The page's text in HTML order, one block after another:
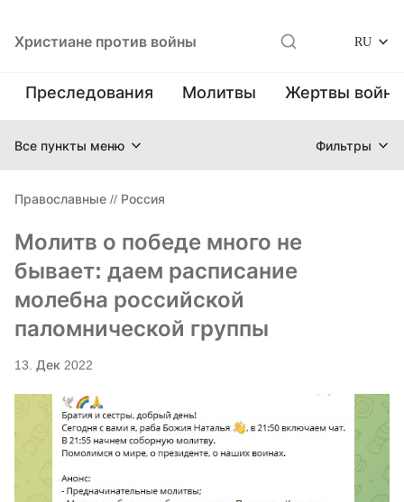
Христиане против войны RU
Преследования Молитвы Жертвы
Все пункты меню Фильтры
Православные // Россия
Молитв о победе много не
бывает: даем расписание
молебна российской
паломнической группы
13. Дек 2022